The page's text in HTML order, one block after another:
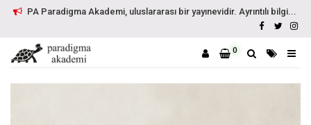
PA Paradigma Akademi, uluslararası bir yayınevidir. Ayrıntılı bilgi...
0